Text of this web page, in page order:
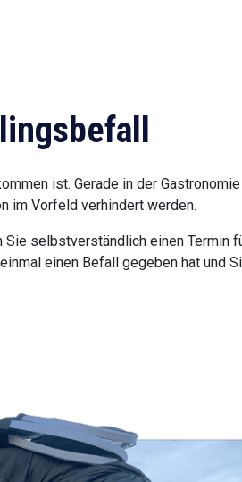
ist. Gerade in der
im Vorfeld verhindert werden.
Sie selbstverständlich einen Termin
einen Befall gegeben hat und